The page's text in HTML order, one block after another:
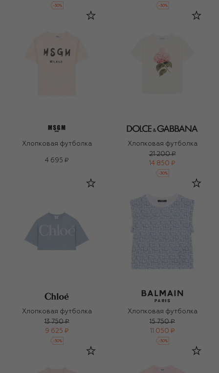
-30% -30%
Хлопковая футболка
4 695 ₽
Хлопковая футболка
21 200 ₽
14 850 ₽
-30%
Хлопковая футболка
13 750 ₽
9 625 ₽
-30%
Хлопковая футболка
15 750 ₽
11 050 ₽
-30%